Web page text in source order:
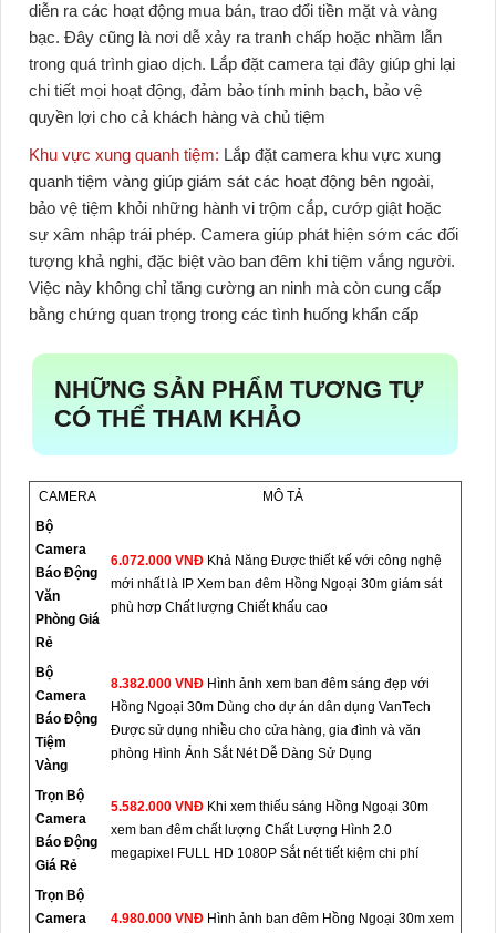
diễn ra các hoạt động mua bán, trao đổi tiền mặt và vàng
bạc. Đây cũng là nơi dễ xảy ra tranh chấp hoặc nhầm lẫn
trong quá trình giao dịch. Lắp đặt camera tại đây giúp ghi lại
chi tiết mọi hoạt động, đảm bảo tính minh bạch, bảo vệ
quyền lợi cho cả khách hàng và chủ tiệm
Khu vực xung quanh tiệm: Lắp đặt camera khu vực xung
quanh tiệm vàng giúp giám sát các hoạt động bên ngoài,
bảo vệ tiệm khỏi những hành vi trộm cắp, cướp giật hoặc
sự xâm nhập trái phép. Camera giúp phát hiện sớm các đối
tượng khả nghi, đặc biệt vào ban đêm khi tiệm vắng người.
Việc này không chỉ tăng cường an ninh mà còn cung cấp
bằng chứng quan trọng trong các tình huống khẩn cấp
NHỮNG SẢN PHẨM TƯƠNG TỰ
CÓ THỂ THAM KHẢO
CAMERA
MÔ TẢ
Bộ
Camera
Báo Động
Văn
Phòng Giá
Rẻ
6.072.000 VNĐ Khả Năng Được thiết kế với công nghệ
mới nhất là IP Xem ban đêm Hồng Ngoại 30m giám sát
phù hơp Chất lượng Chiết khấu cao
Bộ
Camera
Báo Động
Tiệm
Vàng
8.382.000 VNĐ Hình ảnh xem ban đêm sáng đẹp với
Hồng Ngoại 30m Dùng cho dự án dân dụng VanTech
Được sử dụng nhiều cho cửa hàng, gia đình và văn
phòng Hình Ảnh Sắt Nét Dễ Dàng Sử Dụng
Trọn Bộ
Camera
Báo Động
Giá Rẻ
5.582.000 VNĐ Khi xem thiếu sáng Hồng Ngoại 30m
xem ban đêm chất lượng Chất Lượng Hình 2.0
megapixel FULL HD 1080P Sắt nét tiết kiệm chi phí
Trọn Bộ
Camera
4.980.000 VNĐ Hình ảnh ban đêm Hồng Ngoại 30m xem